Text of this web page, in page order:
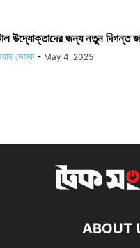
উদ্যোক্তাদের জন্য নতুন দিগন্ত
ডেস্ক - May 4, 2025
ABOUT